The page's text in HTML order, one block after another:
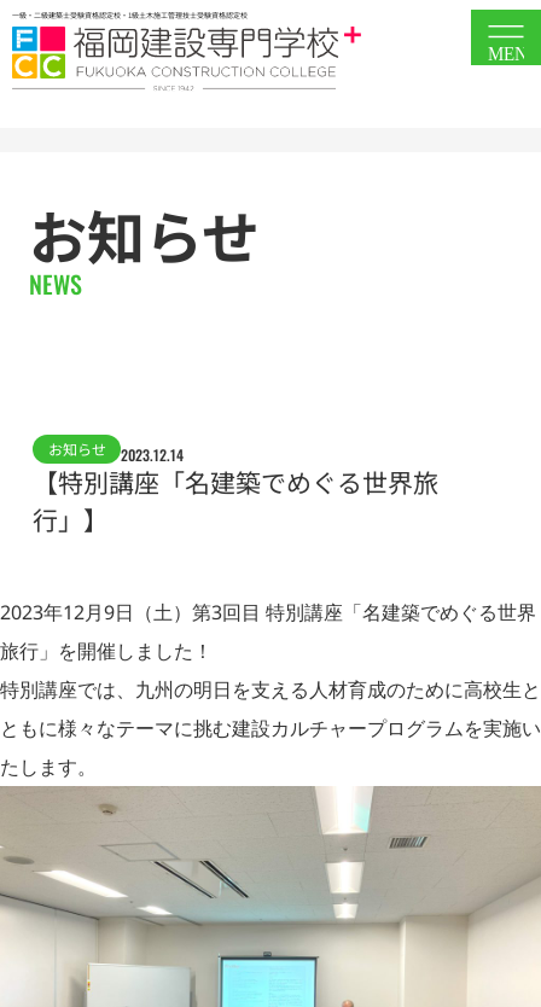
一級・二級建築士受験資格認定校・1級土木施工管理技士受験資格認定校
MENU
お知らせ
NEWS
お知らせ 2023.12.14
【特別講座「名建築でめぐる世界旅
行」】
2023年12月9日（土）第3回目 特別講座「名建築でめぐる世界
旅行」を開催しました！
特別講座では、九州の明日を支える人材育成のために高校生と
ともに様々なテーマに挑む建設カルチャープログラムを実施い
たします。